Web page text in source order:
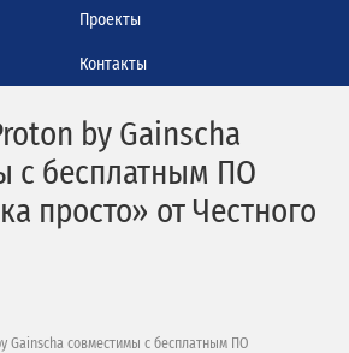
Проекты
Контакты
by Gainscha
с бесплатным ПО
просто» от Честного
Gainscha совместимы с бесплатным ПО